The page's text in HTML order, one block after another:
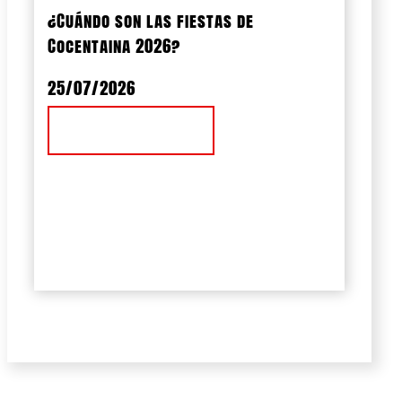
¿Cuándo son las fiestas de
Cocentaina 2026?
25/07/2026